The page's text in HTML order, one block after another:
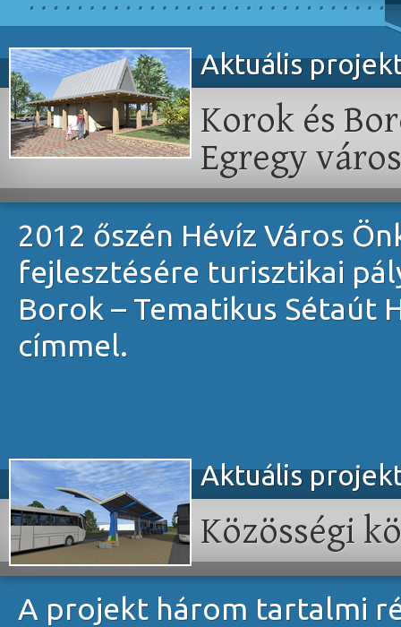
Aktuális
Korok és
Egregy
2012 őszén Hévíz Város
fejlesztésére turisztikai
Borok – Tematikus Sétaút
címmel.
Aktuális
Közösségi
A projekt három tartalmi